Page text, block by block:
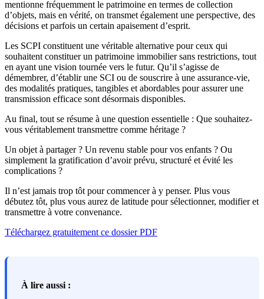
mentionne fréquemment le patrimoine en termes de collection
d’objets, mais en vérité, on transmet également une perspective, des
décisions et parfois un certain apaisement d’esprit.
Les SCPI constituent une véritable alternative pour ceux qui
souhaitent constituer un patrimoine immobilier sans restrictions, tout
en ayant une vision tournée vers le futur. Qu’il s’agisse de
démembrer, d’établir une SCI ou de souscrire à une assurance-vie,
des modalités pratiques, tangibles et abordables pour assurer une
transmission efficace sont désormais disponibles.
Au final, tout se résume à une question essentielle : Que souhaitez-
vous véritablement transmettre comme héritage ?
Un objet à partager ? Un revenu stable pour vos enfants ? Ou
simplement la gratification d’avoir prévu, structuré et évité les
complications ?
Il n’est jamais trop tôt pour commencer à y penser. Plus vous
débutez tôt, plus vous aurez de latitude pour sélectionner, modifier et
transmettre à votre convenance.
Téléchargez gratuitement ce dossier PDF
À lire aussi :